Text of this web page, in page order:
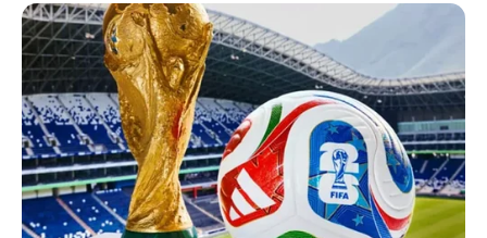
si fuera la dueña de la casa.
— Vete, señora —dijo burlona—. Esta casa
ahora es mía y de Rafa.
La rabia me dominó. Discutimos a gritos. Yo
reclamé:
— ¡Esta casa es patrimonio conyugal, no
puedes echarme! ¿Quién es esta cualquiera?
Rafael me empujó con frialdad: